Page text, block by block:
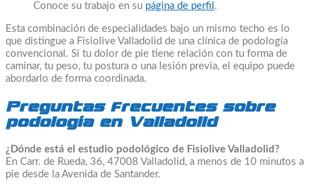
Conoce su trabajo en su página de perfil .
Esta combinación de especialidades bajo un mismo techo es lo
que distingue a Fisiolive Valladolid de una clínica de podología
convencional. Si tu dolor de pie tiene relación con tu forma de
caminar, tu peso, tu postura o una lesión previa, el equipo puede
abordarlo de forma coordinada.
Preguntas frecuentes sobre
podología en Valladolid
¿Dónde está el estudio podológico de Fisiolive Valladolid?
En Carr. de Rueda, 36, 47008 Valladolid, a menos de 10 minutos a
pie desde la Avenida de Santander.